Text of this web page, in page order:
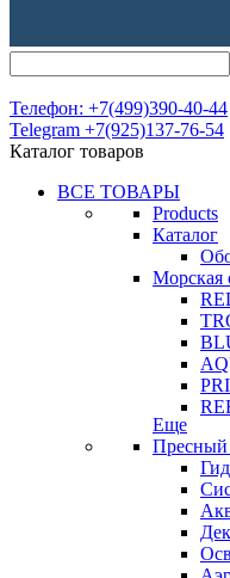
Телефон: +7(499)390-40-44
Telegram +7(925)137-76-54
Каталог товаров
ВСЕ ТОВАРЫ
Products
Каталог
Морская
Еще
Пресный